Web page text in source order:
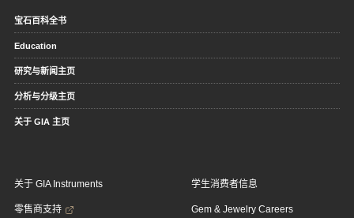
宝石百科全书
Education
研究与新闻主页
分析与分级主页
关于 GIA 主页
关于 GIA Instruments
零售商支持
学生消费者信息
Gem & Jewelry Careers